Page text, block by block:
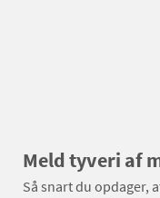
Meld tyveri af
Så snart du opdager,